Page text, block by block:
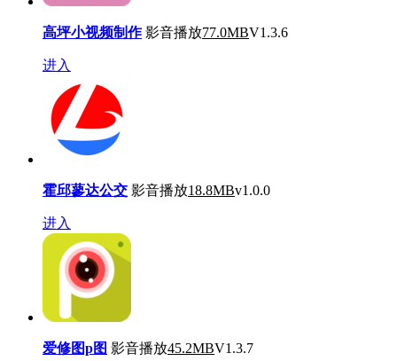
高坪小视频制作 影音播放77.0MBV1.3.6
进入
霍邱蓼达公交 影音播放18.8MBv1.0.0
进入
爱修图p图 影音播放45.2MBV1.3.7